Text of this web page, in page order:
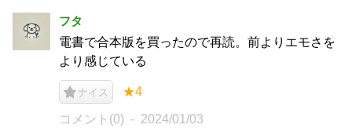
フタ
電書で合本版を買ったので再読。前よりエモさを
より感じている
ナイス ★4
コメント(0) 2024/01/03